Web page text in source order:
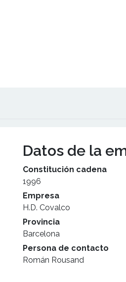
Datos de la
Constitución cadena
1996
Empresa
H.D. Covalco
Provincia
Barcelona
Persona de contacto
Román Rousand